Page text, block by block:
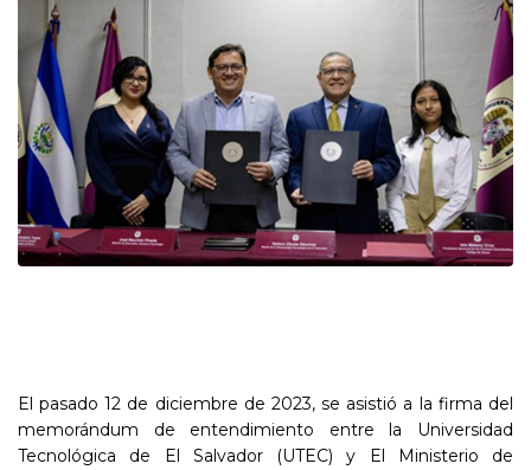
El pasado 12 de diciembre de 2023, se asistió a la firma del
memorándum de entendimiento entre la Universidad
Tecnológica de El Salvador (UTEC) y El Ministerio de